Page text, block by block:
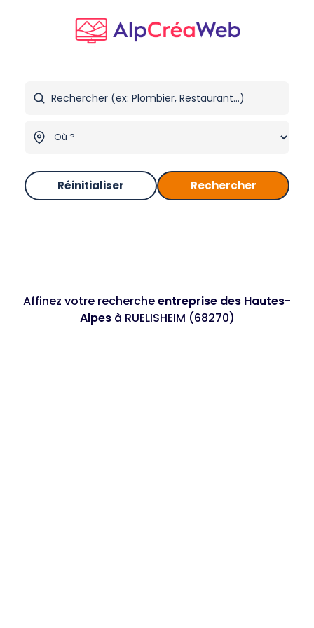
Réinitialiser Rechercher
Affinez votre rechercheentreprise des Hautes-
Alpesà RUELISHEIM (68270)